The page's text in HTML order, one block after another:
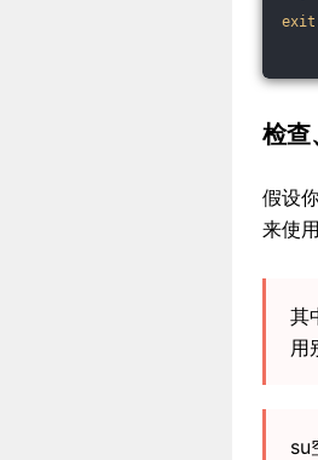
exit
检查
假设
来使
其
用
su